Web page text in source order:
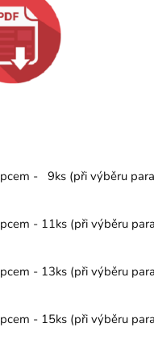
- 9ks (při výběru
- 11ks (při výběru
- 13ks (při výběru
- 15ks (při výběru